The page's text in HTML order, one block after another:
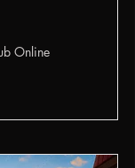
Online